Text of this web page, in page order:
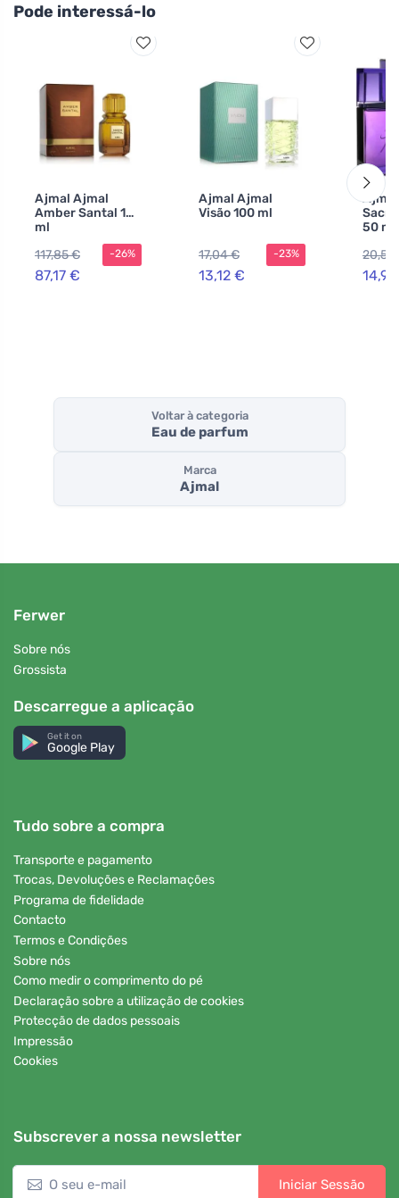
Pode interessá-lo
Ajmal Ajmal
Amber Santal 100
ml
117,85 €
87,17 €
-26%
Ajmal Ajmal
Visão 100 ml
17,04 €
13,12 €
-23%
50 ml
20,52
Voltar à categoria
Eau de parfum
Marca
Ajmal
Ferwer
Sobre nós
Grossista
Descarregue a aplicação
Get it on
Google Play
Tudo sobre a compra
Transporte e pagamento
Trocas, Devoluções e Reclamações
Programa de fidelidade
Contacto
Termos e Condições
Sobre nós
Como medir o comprimento do pé
Declaração sobre a utilização de cookies
Protecção de dados pessoais
Impressão
Cookies
Subscrever a nossa newsletter
Iniciar Sessão